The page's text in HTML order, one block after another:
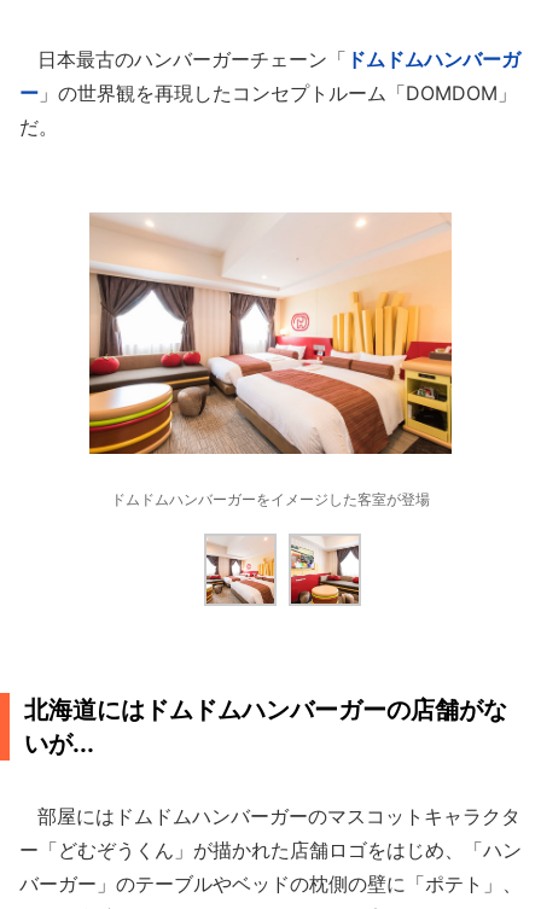
日本最古のハンバーガーチェーン「 ドムドムハンバーガ
ー 」の世界観を再現したコンセプトルーム「DOMDOM」
だ。
ドムドムハンバーガーをイメージした客室が登場
北海道にはドムドムハンバーガーの店舗がな
いが...
部屋にはドムドムハンバーガーのマスコットキャラクタ
ー「どむぞうくん」が描かれた店舗ロゴをはじめ、「ハン
バーガー」のテーブルやベッドの枕側の壁に「ポテト」、